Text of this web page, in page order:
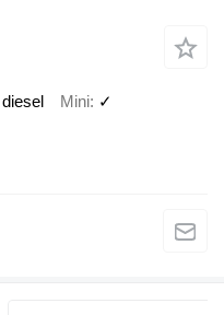
diesel Mini ✓